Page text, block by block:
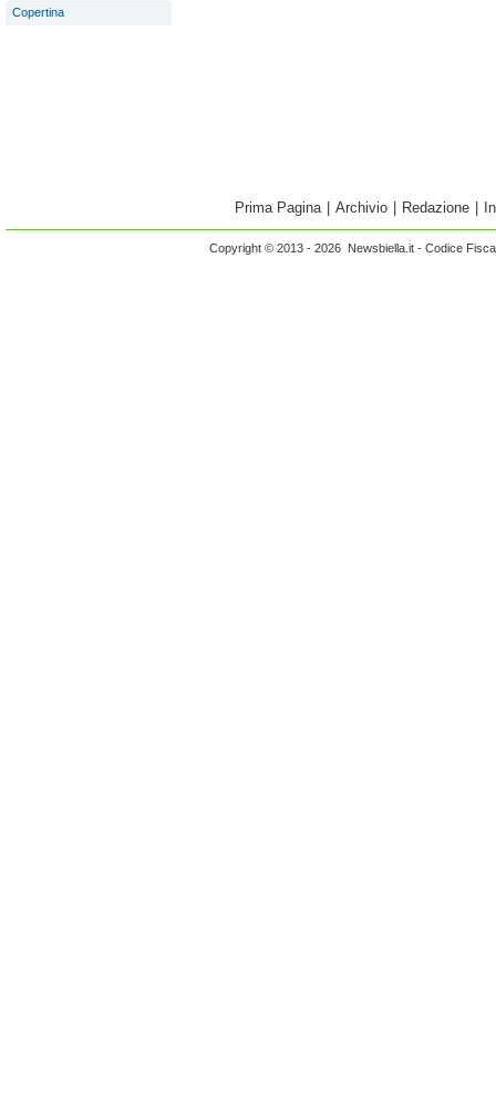
Copertina
Prima Pagina Archivio Redazione
Copyright © 2013 - 2026 Newsbiella.it - Codice